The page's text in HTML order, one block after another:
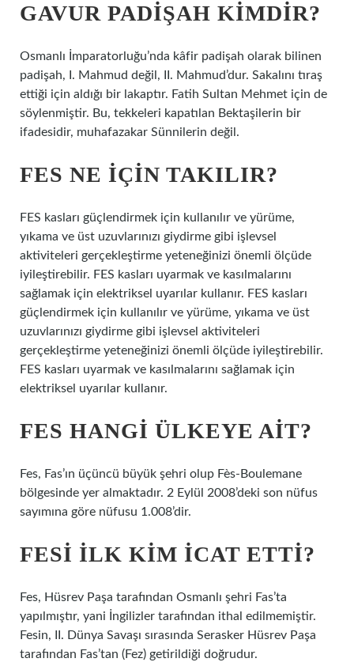
GAVUR PADIŞAH KIMDIR?
Osmanlı İmparatorluğu’nda kâfir padişah olarak bilinen
padişah, I. Mahmud değil, II. Mahmud’dur. Sakalını tıraş
ettiği için aldığı bir lakaptır. Fatih Sultan Mehmet için de
söylenmiştir. Bu, tekkeleri kapatılan Bektaşilerin bir
ifadesidir, muhafazakar Sünnilerin değil.
FES NE IÇIN TAKILIR?
FES kasları güçlendirmek için kullanılır ve yürüme,
yıkama ve üst uzuvlarınızı giydirme gibi işlevsel
aktiviteleri gerçekleştirme yeteneğinizi önemli ölçüde
iyileştirebilir. FES kasları uyarmak ve kasılmalarını
sağlamak için elektriksel uyarılar kullanır. FES kasları
güçlendirmek için kullanılır ve yürüme, yıkama ve üst
uzuvlarınızı giydirme gibi işlevsel aktiviteleri
gerçekleştirme yeteneğinizi önemli ölçüde iyileştirebilir.
FES kasları uyarmak ve kasılmalarını sağlamak için
elektriksel uyarılar kullanır.
FES HANGI ÜLKEYE AIT?
Fes, Fas’ın üçüncü büyük şehri olup Fès-Boulemane
bölgesinde yer almaktadır. 2 Eylül 2008’deki son nüfus
sayımına göre nüfusu 1.008’dir.
FESI ILK KIM ICAT ETTI?
Fes, Hüsrev Paşa tarafından Osmanlı şehri Fas’ta
yapılmıştır, yani İngilizler tarafından ithal edilmemiştir.
Fesin, II. Dünya Savaşı sırasında Serasker Hüsrev Paşa
tarafından Fas’tan (Fez) getirildiği doğrudur.